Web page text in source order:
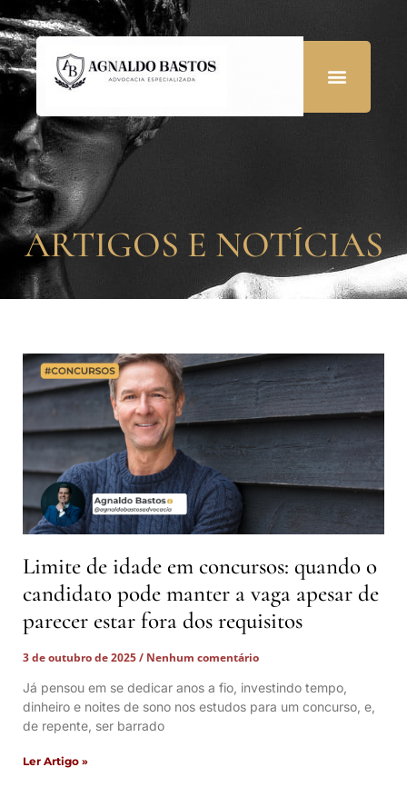
ARTIGOS E NOTÍCIAS
Limite de idade em concursos: quando o
candidato pode manter a vaga apesar de
parecer estar fora dos requisitos
3 de outubro de 2025
Nenhum comentário
Já pensou em se dedicar anos a fio, investindo tempo,
dinheiro e noites de sono nos estudos para um concurso, e,
de repente, ser barrado
Ler Artigo »